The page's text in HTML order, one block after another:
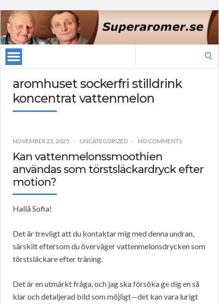
aromhuset sockerfri stilldrink
koncentrat vattenmelon
NOVEMBER 23, 2025 UNCATEGORIZED NO COMMENTS
Kan vattenmelonssmoothien
användas som törstsläckardryck efter
motion?
Hallå Sofia!
Det är trevligt att du kontaktar mig med denna undran,
särskilt eftersom du överväger vattenmelonsdrycken som
törstsläckare efter träning.
Det är en utmärkt fråga, och jag ska försöka ge dig en så
klar och detaljerad bild som möjligt—det kan vara lurigt